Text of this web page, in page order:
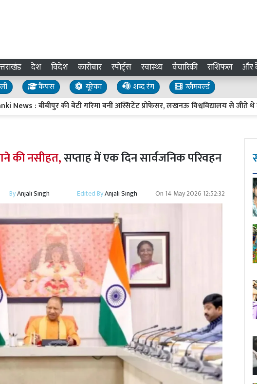
देश विदेश कारोबार स्पोर्ट्स स्वास्थ्य वैचारिकी राशिफल और
कैंपस यूरेका शब्द रंग
ग्लैमवर्ल्ड
: बीबीपुर की बेटी गरिमा बनीं अस्सिटेंट प्रोफेसर, लखनऊ विश्वविद्यालय से जीते थे तीन
की नसीहत,सप्ताह में एक दिन सार्वजनिक परिवहन
ByAnjali Singh Edited ByAnjali Singh On 14 May 2026 12:52:32